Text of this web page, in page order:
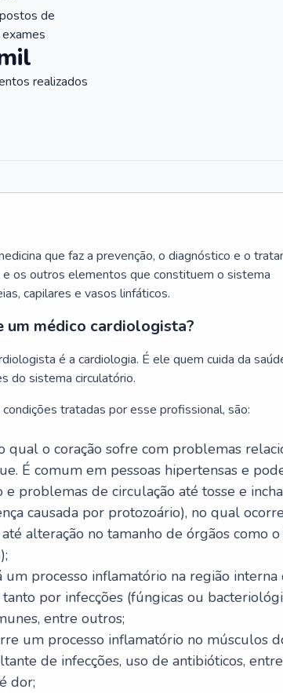
de
realizados
que faz a prevenção, o diagnóstico e o
os outros elementos que constituem o sistema
capilares e vasos linfáticos.
um médico cardiologista?
é a cardiologia. É ele quem cuida da
do sistema circulatório.
tratadas por esse profissional, são:
qual o coração sofre com problemas
É comum em pessoas hipertensas e
problemas de circulação até tosse e
causada por protozoário), no qual
alteração no tamanho de órgãos como
um processo inflamatório na região interna
por infecções (fúngicas ou
entre outros;
um processo inflamatório no músculos
de infecções, uso de antibióticos,
dor;